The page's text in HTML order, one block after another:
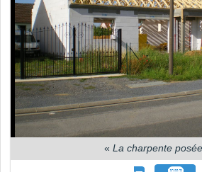
« La charpente